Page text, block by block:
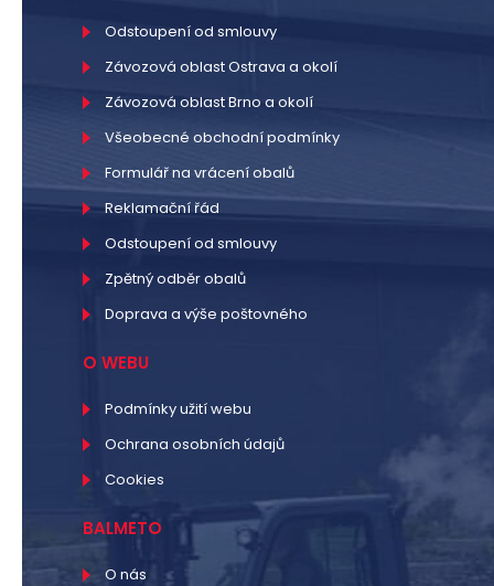
Odstoupení od smlouvy
Závozová oblast Ostrava a okolí
Závozová oblast Brno a okolí
Všeobecné obchodní podmínky
Formulář na vrácení obalů
Reklamační řád
Odstoupení od smlouvy
Zpětný odběr obalů
Doprava a výše poštovného
O WEBU
Podmínky užití webu
Ochrana osobních údajů
Cookies
BALMETO
O nás